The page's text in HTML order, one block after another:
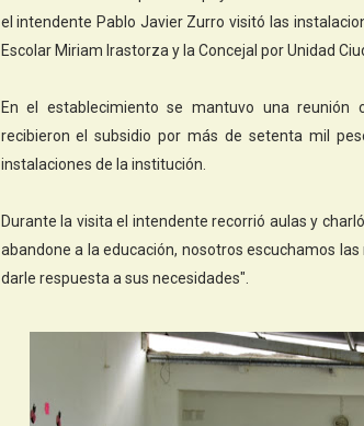
el intendente Pablo Javier Zurro visitó las
Escolar Miriam Irastorza y la Concejal por Unidad
En el establecimiento se mantuvo una reunión
recibieron el subsidio por más de setenta mil
instalaciones de la institución.
Durante la visita el intendente recorrió aulas y
abandone a la educación, nosotros escuchamos
darle respuesta a sus necesidades".